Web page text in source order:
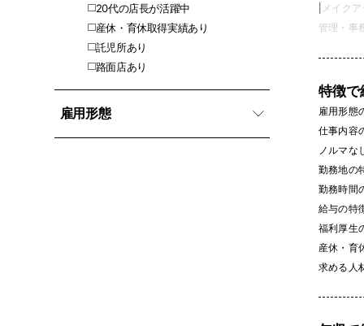
20代の店長が活躍中
産休・育休取得実績あり
託児所あり
路面店あり
雇用形態
メイク
管理・事
特徴で
雇用形態
仕事内容
ノルマな
勤務地の
勤務時間
給与の特
福利厚生
産休・育
求める人